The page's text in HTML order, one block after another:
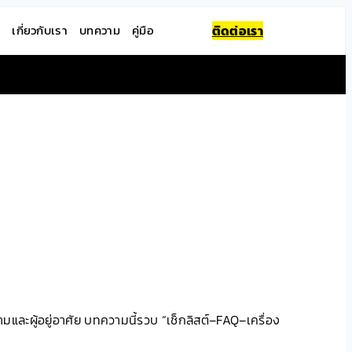
เกี่ยวกับเรา บทความ คู่มือ ติดต่อเรา
ละผู้อยู่อาศัย บทความนี้รวบ “เช็กลิสต์–FAQ–เครื่อง